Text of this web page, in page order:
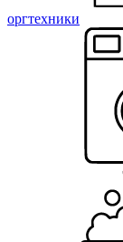
оргтехники